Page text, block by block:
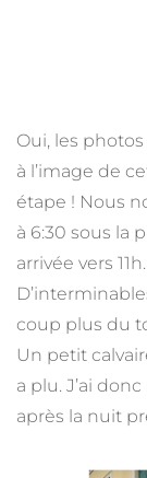
Oui, les
à l’image de
étape ! Nous
à 6:30 sous la
arrivée vers
coup plus du
Un petit
a plu. J’ai
après la nuit